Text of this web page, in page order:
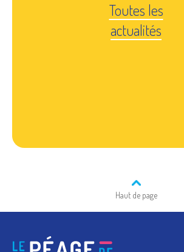
Toutes les
actualités
Haut de page